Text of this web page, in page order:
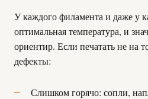
У каждого филамента и даже у
оптимальная температура, и
ориентир. Если печатать не на
дефекты:
Слишком горячо: сопли,